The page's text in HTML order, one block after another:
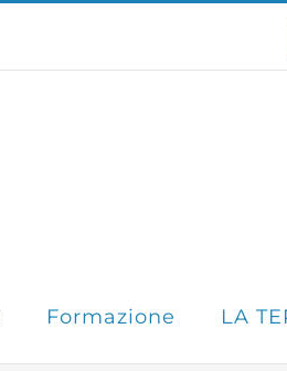
Formazione LA